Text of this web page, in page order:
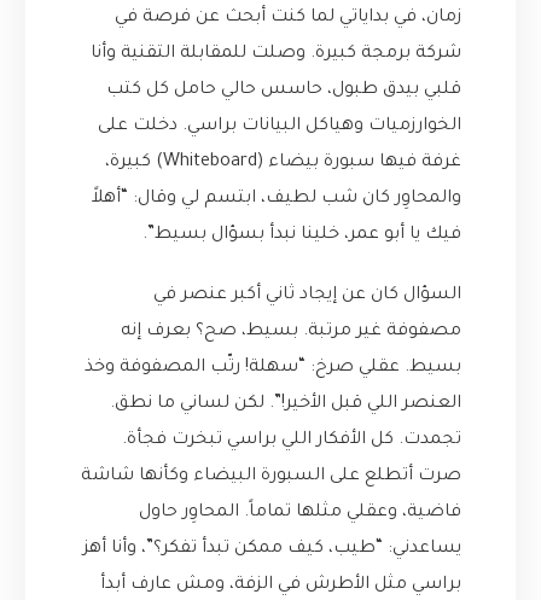
زمان، في بداياتي لما كنت أبحث عن فرصة في
شركة برمجة كبيرة. وصلت للمقابلة التقنية وأنا
قلبي بيدق طبول، حاسس حالي حامل كل كتب
الخوارزميات وهياكل البيانات براسي. دخلت على
غرفة فيها سبورة بيضاء (Whiteboard) كبيرة،
والمحاوِر كان شب لطيف، ابتسم لي وقال: “أهلاً
فيك يا أبو عمر، خلينا نبدأ بسؤال بسيط”.
السؤال كان عن إيجاد ثاني أكبر عنصر في
مصفوفة غير مرتبة. بسيط، صح؟ بعرف إنه
بسيط. عقلي صرخ: “سهلة! رتّب المصفوفة وخذ
العنصر اللي قبل الأخير!”. لكن لساني ما نطق.
تجمدت. كل الأفكار اللي براسي تبخرت فجأة.
صرت أتطلع على السبورة البيضاء وكأنها شاشة
فاضية، وعقلي مثلها تماماً. المحاوِر حاول
يساعدني: “طيب، كيف ممكن تبدأ تفكر؟”، وأنا أهز
براسي مثل الأطرش في الزفة، ومش عارف أبدأ